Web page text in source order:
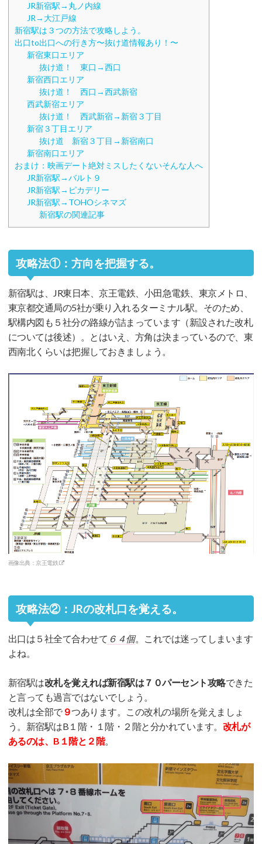
JR新宿駅→丸ノ内線
JR→大江戸線
新宿駅は３つの方法で攻略しよう。
出口to出口への行き方〜抜け道情報あり！〜
新宿東口エリア
抜け道！ 東口→西口
新宿西口エリア
抜け道！ 西口→西武新宿
西武新宿エリア
抜け道！ 西武新宿→新宿３丁目
新宿３丁目エリア
抜け道 新宿３丁目→新宿南口
新宿南口エリア
おまけ：映画デート絶対ミスしたくないそんな人へ
JR新宿駅→バルト９
JR新宿駅→ピカデリー
JR新宿駅→TOHOシネマズ
新宿駅の関連記事
攻略法①：方向を把握する。
新宿駅は、JR東日本、京王電鉄、小田急電鉄、東京メトロ、
東京都交通局の5社が乗り入れるターミナル駅。そのため、
駅構内図も５社分の路線が詰まっています（新設された改札
については後述）。とはいえ、方角は決まっているので、東
西南北くらいは把握しておきましょう。
画像出典：京王電鉄
攻略法②：JRの改札口を覚える。
出口は５社全て合わせて ６４個。これでは迷ってしまいます
よね。
新宿駅は改札を覚えれば新宿駅は７０パーセント攻略できた
と言っても過言ではないでしょう。
改札は全部で９つあります。この改札の場所を覚えましょ
う。新宿駅はB１階・１階・２階と分かれています。 改札が
あるのは、B１階と２階。